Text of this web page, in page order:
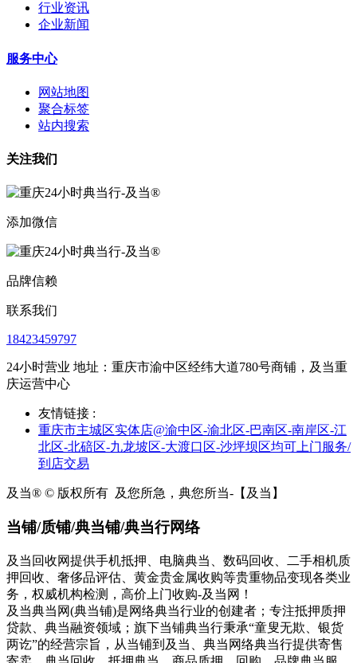
行业资讯
企业新闻
服务中心
网站地图
聚合标签
站内搜索
关注我们
添加微信
品牌信赖
联系我们
18423459797
24小时营业 地址：重庆市渝中区经纬大道780号商铺，及当重
庆运营中心
友情链接 :
重庆市主城区实体店@渝中区-渝北区-巴南区-南岸区-江
北区-北碚区-九龙坡区-大渡口区-沙坪坝区均可上门服务/
到店交易
及当® © 版权所有 及您所急，典您所当-【及当】
当铺/质铺/典当铺/典当行网络
及当回收网提供手机抵押、电脑典当、数码回收、二手相机质
押回收、奢侈品评估、黄金贵金属收购等贵重物品变现各类业
务，权威机构检测，高价上门收购-及当网！
及当典当网(典当铺)是网络典当行业的创建者；专注抵押质押
贷款、典当融资领域；旗下当铺典当行秉承“童叟无欺、银货
两讫”的经营宗旨，从当铺到及当、典当网络典当行提供寄售